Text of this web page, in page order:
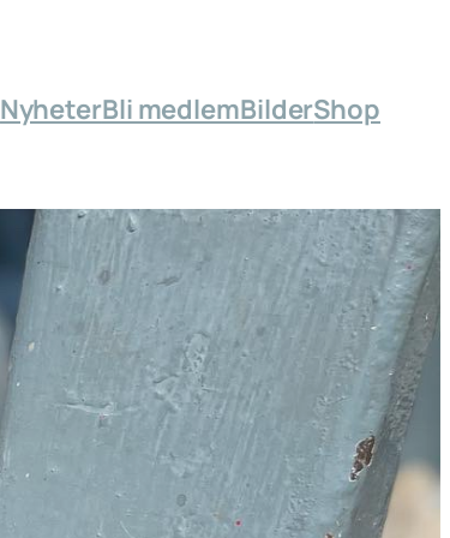
NyheterBli medlemBilderShop